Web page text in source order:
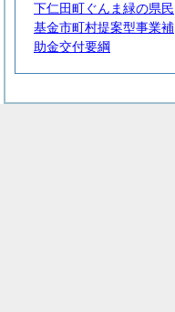
下仁田町ぐんま緑の県民
基金市町村提案型事業補
助金交付要綱